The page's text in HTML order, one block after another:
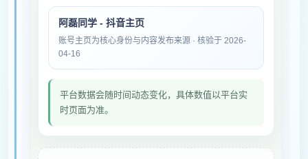
阿磊同学 - 抖音主页
账号主页为核心身份与内容发布来源 · 核验于 2026-
04-16
平台数据会随时间动态变化，具体数值以平台实
时页面为准。